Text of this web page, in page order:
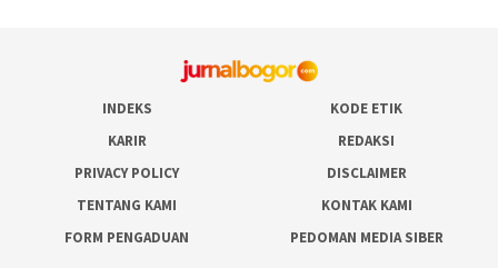
INDEKS
KODE ETIK
KARIR
REDAKSI
PRIVACY POLICY
DISCLAIMER
TENTANG KAMI
KONTAK KAMI
FORM PENGADUAN
PEDOMAN MEDIA SIBER